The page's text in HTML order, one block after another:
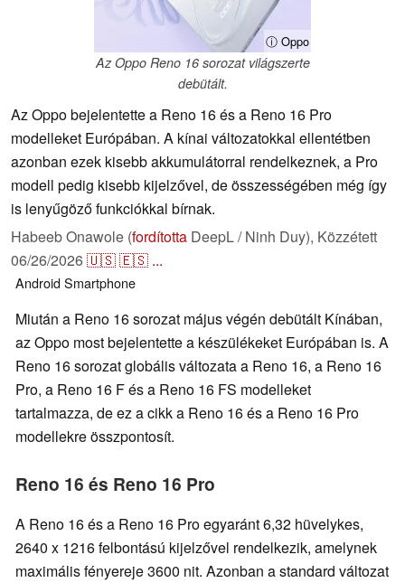
ⓘ Oppo
Az Oppo Reno 16 sorozat világszerte
debütált.
Az Oppo bejelentette a Reno 16 és a Reno 16 Pro
modelleket Európában. A kínai változatokkal ellentétben
azonban ezek kisebb akkumulátorral rendelkeznek, a Pro
modell pedig kisebb kijelzővel, de összességében még így
is lenyűgöző funkciókkal bírnak.
Habeeb Onawole (fordította DeepL / Ninh Duy), Közzétett
06/26/2026🇺🇸🇪🇸 ...
AndroidSmartphone
Miután a Reno 16 sorozat május végén debütált Kínában,
az Oppo most bejelentette a készülékeket Európában is. A
Reno 16 sorozat globális változata a Reno 16, a Reno 16
Pro, a Reno 16 F és a Reno 16 FS modelleket
tartalmazza, de ez a cikk a Reno 16 és a Reno 16 Pro
modellekre összpontosít.
Reno 16 és Reno 16 Pro
A Reno 16 és a Reno 16 Pro egyaránt 6,32 hüvelykes,
2640 x 1216 felbontású kijelzővel rendelkezik, amelynek
maximális fényereje 3600 nit. Azonban a standard változat